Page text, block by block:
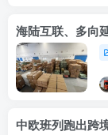
海陆互联、多向
中欧班列跑出跨